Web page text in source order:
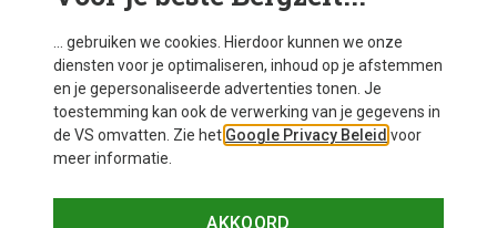
Valdipino poncho
M L XL XXL
... gebruiken we cookies. Hierdoor kunnen we onze
diensten voor je optimaliseren, inhoud op je afstemmen
en je gepersonaliseerde advertenties tonen. Je
toestemming kan ook de verwerking van je gegevens in
de VS omvatten. Zie het Google Privacy Beleid voor
meer informatie.
AKKOORD